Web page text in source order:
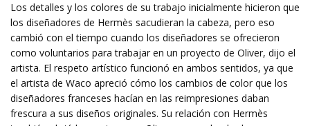
Los detalles y los colores de su trabajo inicialmente hicieron que
los diseñadores de Hermès sacudieran la cabeza, pero eso
cambió con el tiempo cuando los diseñadores se ofrecieron
como voluntarios para trabajar en un proyecto de Oliver, dijo el
artista. El respeto artístico funcionó en ambos sentidos, ya que
el artista de Waco apreció cómo los cambios de color que los
diseñadores franceses hacían en las reimpresiones daban
frescura a sus diseños originales. Su relación con Hermès